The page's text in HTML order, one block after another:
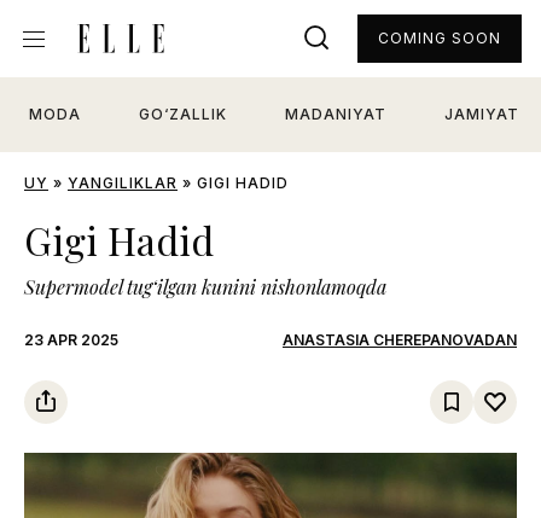
MODA GO‘ZALLIK MADANIYAT JAMIYAT
COMING SOON
UY » YANGILIKLAR » GIGI HADID
Gigi Hadid
Supermodel tug‘ilgan kunini nishonlamoqda
23 APR 2025 ANASTASIA CHEREPANOVADAN